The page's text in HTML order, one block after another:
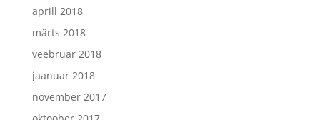
aprill 2018
märts 2018
veebruar 2018
jaanuar 2018
november 2017